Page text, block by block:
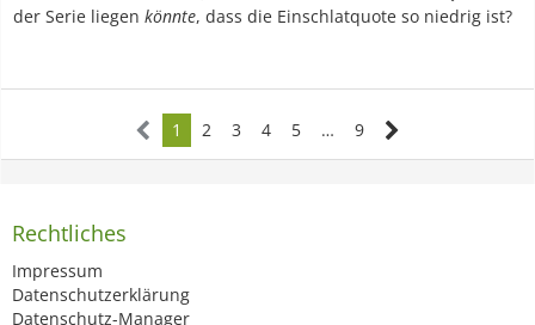
der Serie liegen könnte, dass die Einschlatquote so niedrig ist?
1 2 3 4 5 … 9
Rechtliches
Impressum
Datenschutzerklärung
Datenschutz-Manager